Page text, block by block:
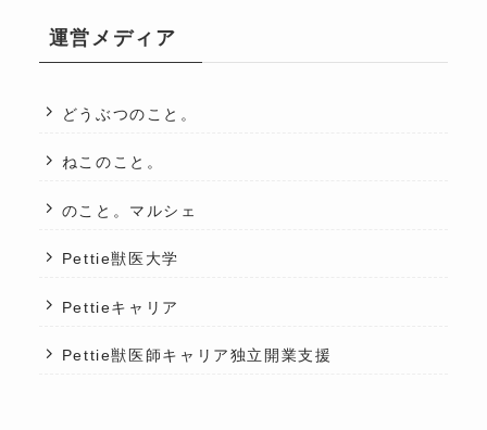
運営メディア
どうぶつのこと。
ねこのこと。
のこと。マルシェ
Pettie獣医大学
Pettieキャリア
Pettie獣医師キャリア独立開業支援